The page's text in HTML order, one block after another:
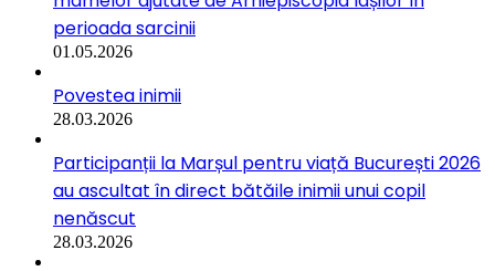
perioada sarcinii
01.05.2026
Povestea inimii
28.03.2026
Participanții la Marșul pentru viață București 2026
au ascultat în direct bătăile inimii unui copil
nenăscut
28.03.2026